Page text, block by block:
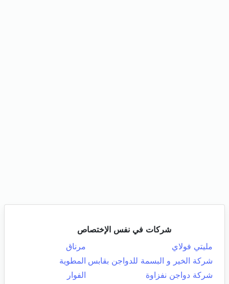
شركات في نفس الإختصاص
مليتي فولاي
مرناق
شركة الخير و البسمة للدواجن بقابس المطوية
شركة دواجن نفزاوة
الفوار